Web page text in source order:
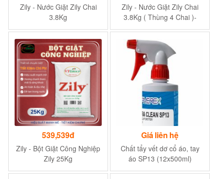
Zily - Nước Giặt Zily Chai
3.8Kg
Zily - Nước Giặt Zily Chai
3.8Kg ( Thùng 4 Chai )-
Tặng 1 Chai Nước Xả Vải
539,539đ
Zily - Bột Giặt Công Nghiệp
Zily 25Kg
Giá liên hệ
Chất tẩy vết dơ cổ áo, tay
áo SP13 (12x500ml)